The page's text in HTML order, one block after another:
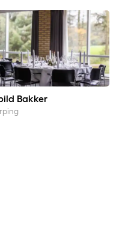
Bakker
Bakker